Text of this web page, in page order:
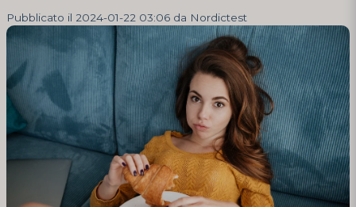
Pubblicato il 2024-01-22 03:06 da Nordictest